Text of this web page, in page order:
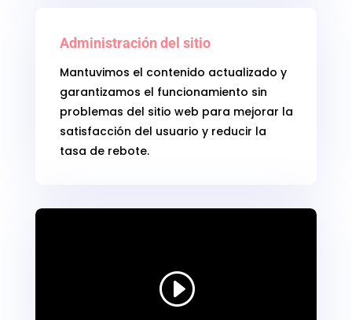
Administración del sitio
Mantuvimos el contenido actualizado y
garantizamos el funcionamiento sin
problemas del sitio web para mejorar la
satisfacción del usuario y reducir la
tasa de rebote.